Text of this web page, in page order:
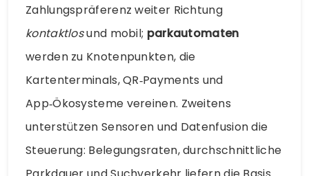
Zahlungspräferenz weiter Richtung
kontaktlosund mobil; parkautomaten
werden zu Knotenpunkten, die
Kartenterminals, QR‑Payments und
App‑Ökosysteme vereinen. Zweitens
unterstützen Sensoren und Datenfusion die
Steuerung: Belegungsraten, durchschnittliche